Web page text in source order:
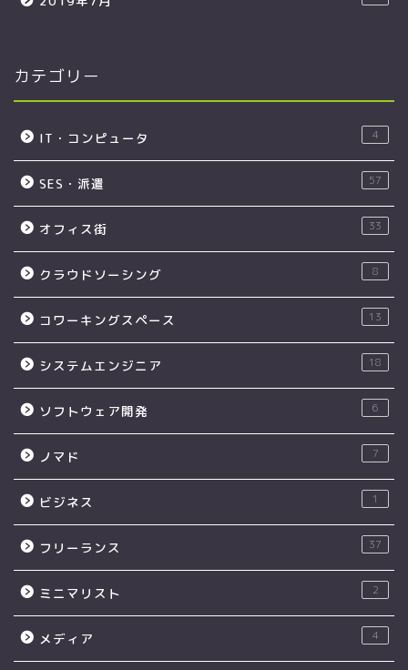
カテゴリー
IT・コンピュータ 4
SES・派遣 57
オフィス街 33
クラウドソーシング 8
コワーキングスペース 13
システムエンジニア 18
ソフトウェア開発 6
ノマド 7
ビジネス 1
フリーランス 37
ミニマリスト 2
メディア 4